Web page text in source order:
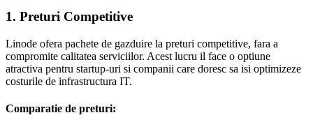
1. Preturi Competitive
Linode ofera pachete de gazduire la preturi competitive, fara a
compromite calitatea serviciilor. Acest lucru il face o optiune
atractiva pentru startup-uri si companii care doresc sa isi optimizeze
costurile de infrastructura IT.
Comparatie de preturi: